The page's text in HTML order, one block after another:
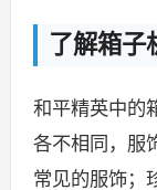
了解箱子
和平精英中的
各不相同，服
常见的服饰；